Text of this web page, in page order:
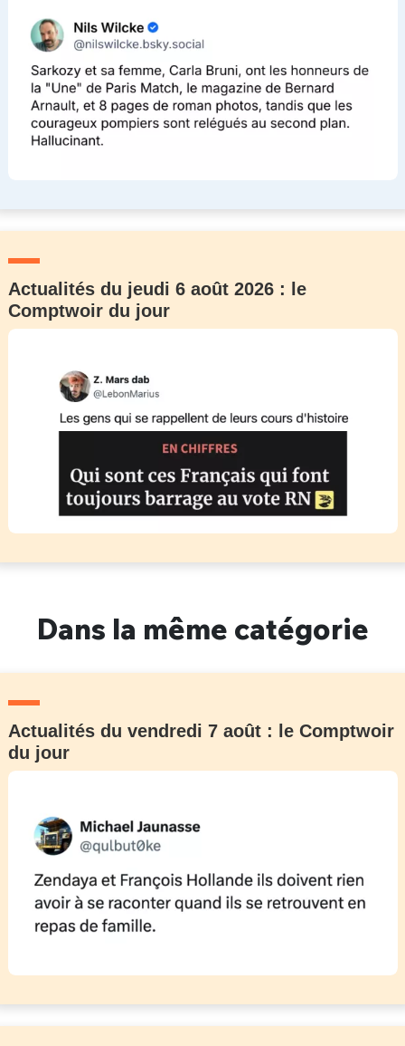
Actualités du jeudi 6 août 2026 : le
Comptwoir du jour
Dans la même catégorie
Actualités du vendredi 7 août : le Comptwoir
du jour